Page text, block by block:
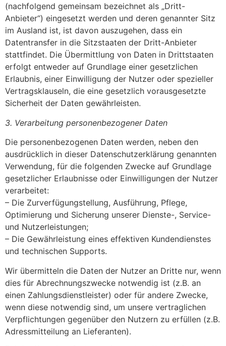
(nachfolgend gemeinsam bezeichnet als „Dritt-
Anbieter“) eingesetzt werden und deren genannter Sitz
im Ausland ist, ist davon auszugehen, dass ein
Datentransfer in die Sitzstaaten der Dritt-Anbieter
stattfindet. Die Übermittlung von Daten in Drittstaaten
erfolgt entweder auf Grundlage einer gesetzlichen
Erlaubnis, einer Einwilligung der Nutzer oder spezieller
Vertragsklauseln, die eine gesetzlich vorausgesetzte
Sicherheit der Daten gewährleisten.
3. Verarbeitung personenbezogener Daten
Die personenbezogenen Daten werden, neben den
ausdrücklich in dieser Datenschutzerklärung genannten
Verwendung, für die folgenden Zwecke auf Grundlage
gesetzlicher Erlaubnisse oder Einwilligungen der Nutzer
verarbeitet:
– Die Zurverfügungstellung, Ausführung, Pflege,
Optimierung und Sicherung unserer Dienste-, Service-
und Nutzerleistungen;
– Die Gewährleistung eines effektiven Kundendienstes
und technischen Supports.
Wir übermitteln die Daten der Nutzer an Dritte nur, wenn
dies für Abrechnungszwecke notwendig ist (z.B. an
einen Zahlungsdienstleister) oder für andere Zwecke,
wenn diese notwendig sind, um unsere vertraglichen
Verpflichtungen gegenüber den Nutzern zu erfüllen (z.B.
Adressmitteilung an Lieferanten).